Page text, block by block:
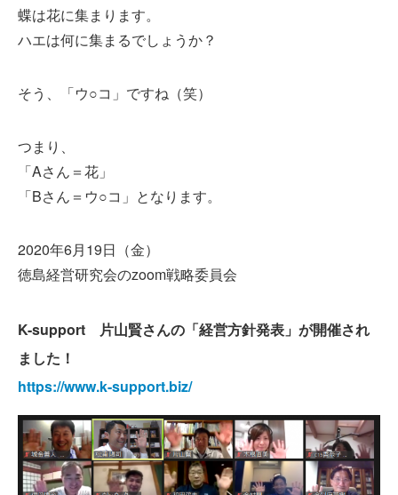
蝶は花に集まります。
ハエは何に集まるでしょうか？
そう、「ウ○コ」ですね（笑）
つまり、
「Aさん＝花」
「Bさん＝ウ○コ」となります。
2020年6月19日（金）
徳島経営研究会のzoom戦略委員会
K-support 片山賢さんの「経営方針発表」が開催され
ました！
https://www.k-support.biz/